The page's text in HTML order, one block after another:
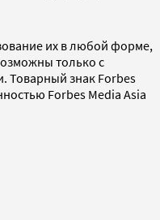
их в любой форме,
только с
Товарный знак Forbes
Forbes Media Asia